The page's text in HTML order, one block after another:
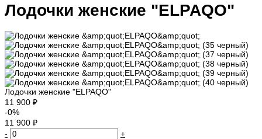
Лодочки женские "ELPAQO"
Лодочки женские "ELPAQO"
11 900 ₽
-0%
11 900 ₽
-
+